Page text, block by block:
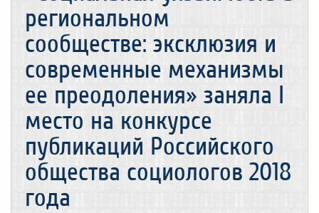
региональном
сообществе: эксклюзия и
современные механизмы
ее преодоления» заняла I
место на конкурсе
публикаций Российского
общества социологов 2018
года